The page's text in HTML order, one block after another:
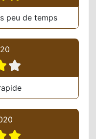
peu de temps